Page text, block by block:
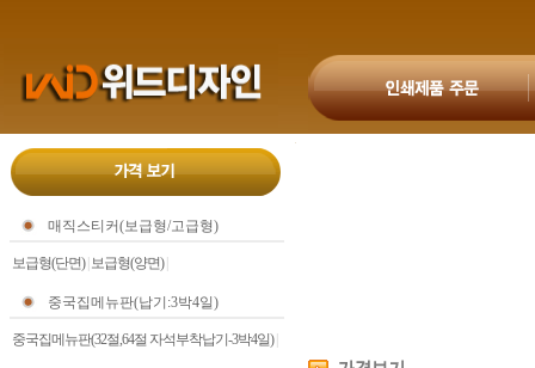
매직스티커(보급형/고급형)
보급형(단면)| 보급형(양면)|
중국집메뉴판(납기:3박4일)
중국집메뉴판(32절,64절 자석부착납기-3박4일)|